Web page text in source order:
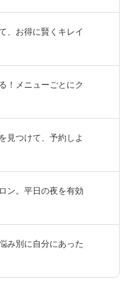
、お得に賢くキレイ
！メニューごとにク
見つけて、予約しよ
ン。平日の夜を有効
み別に自分にあった